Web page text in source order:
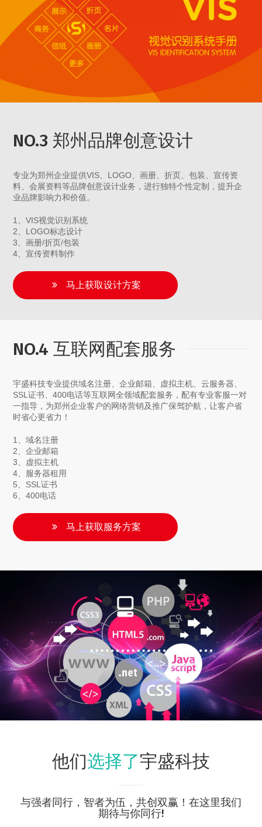
NO.3 郑州品牌创意设计
专业为郑州企业提供VIS、LOGO、画册、折页、包装、宣传资
料、会展资料等品牌创意设计业务，进行独特个性定制，提升企
业品牌影响力和价值。
1、VIS视觉识别系统
2、LOGO标志设计
3、画册/折页/包装
4、宣传资料制作
马上获取设计方案
NO.4 互联网配套服务
宇盛科技专业提供域名注册、企业邮箱、虚拟主机、云服务器、
SSL证书、400电话等互联网全领域配套服务，配有专业客服一对
一指导，为郑州企业客户的网络营销及推广保驾护航，让客户省
时省心更省力！
1、域名注册
2、企业邮箱
3、虚拟主机
4、服务器租用
5、SSL证书
6、400电话
马上获取服务方案
他们选择了宇盛科技
与强者同行，智者为伍，共创双赢！在这里我们
期待与你同行!